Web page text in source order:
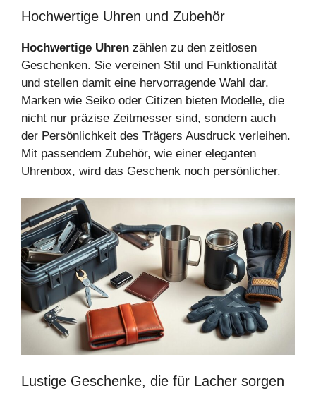
Hochwertige Uhren und Zubehör
Hochwertige Uhren zählen zu den zeitlosen
Geschenken. Sie vereinen Stil und Funktionalität
und stellen damit eine hervorragende Wahl dar.
Marken wie Seiko oder Citizen bieten Modelle, die
nicht nur präzise Zeitmesser sind, sondern auch
der Persönlichkeit des Trägers Ausdruck verleihen.
Mit passendem Zubehör, wie einer eleganten
Uhrenbox, wird das Geschenk noch persönlicher.
Lustige Geschenke, die für Lacher sorgen